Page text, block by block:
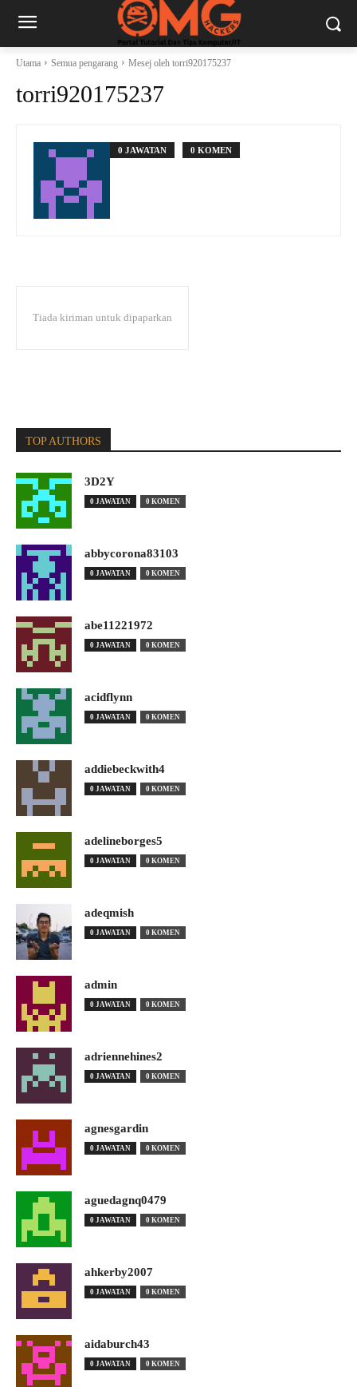
Utama Semua pengarang Mesej oleh torri920175237
torri920175237
0 JAWATAN 0 KOMEN
Tiada kiriman untuk dipaparkan
TOP AUTHORS
3D2Y
0 JAWATAN 0 KOMEN
abbycorona83103
0 JAWATAN 0 KOMEN
abe11221972
0 JAWATAN 0 KOMEN
acidflynn
0 JAWATAN 0 KOMEN
addiebeckwith4
0 JAWATAN 0 KOMEN
adelineborges5
0 JAWATAN 0 KOMEN
adeqmish
0 JAWATAN 0 KOMEN
admin
0 JAWATAN 0 KOMEN
adriennehines2
0 JAWATAN 0 KOMEN
agnesgardin
0 JAWATAN 0 KOMEN
aguedagnq0479
0 JAWATAN 0 KOMEN
ahkerby2007
0 JAWATAN 0 KOMEN
aidaburch43
0 JAWATAN 0 KOMEN